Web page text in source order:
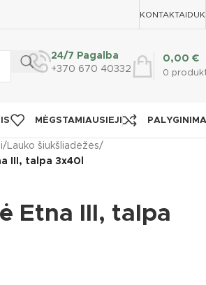
KONTAKTAIDUK
24/7 Pagalba
+370 670 40332
0
0,00 €
MĖGSTAMIAUSIEJI
/ Lauko šiukšliadėžės/
III, talpa 3x40l
Etna III, talpa